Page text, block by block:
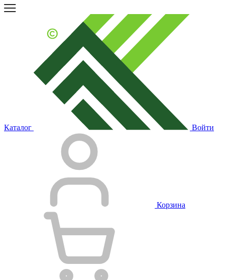
Каталог Войти
Корзина